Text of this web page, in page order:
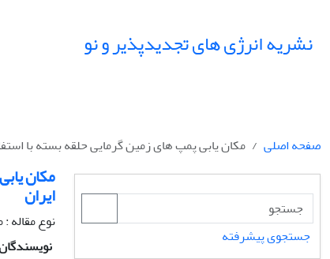
نشریه انرژی های تجدیدپذیر و نو
صفحه اصلی مکان یابی پمپ های زمین گرمایی حلقه بسته با
مکان
ایران
نوع مقاله
جستجوی پیشرفته